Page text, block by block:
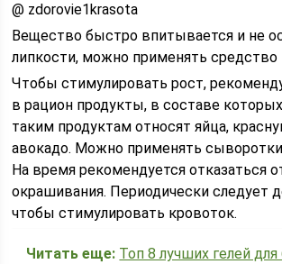
@ zdorovie1krasota
Вещество быстро впитывается и не
липкости, можно применять
Чтобы стимулировать рост,
в рацион продукты, в составе
таким продуктам относят яйца,
авокадо. Можно применять
На время рекомендуется отказаться
окрашивания. Периодически следует
чтобы стимулировать кровоток.
Читать еще: Топ 8 лучших гелей